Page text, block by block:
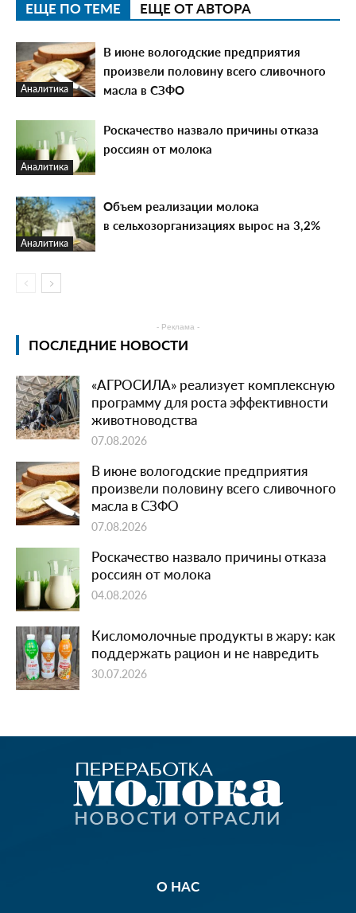
ЕЩЕ ПО ТЕМЕ ЕЩЕ ОТ АВТОРА
Аналитика
В июне вологодские предприятия
произвели половину всего сливочного
масла в СЗФО
Аналитика
Роскачество назвало причины отказа
россиян от молока
Аналитика
Объем реализации молока
в сельхозорганизациях вырос на 3,2%
- Реклама -
ПОСЛЕДНИЕ НОВОСТИ
«АГРОСИЛА» реализует комплексную
программу для роста эффективности
животноводства
07.08.2026
В июне вологодские предприятия
произвели половину всего сливочного
масла в СЗФО
07.08.2026
Роскачество назвало причины отказа
россиян от молока
04.08.2026
Кисломолочные продукты в жару: как
поддержать рацион и не навредить
30.07.2026
О НАС